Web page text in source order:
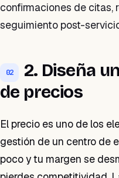
confirmaciones de citas,
seguimiento post-
02
2. Diseña
de precios
El precio es uno de los
gestión de un centro de
poco y tu margen se